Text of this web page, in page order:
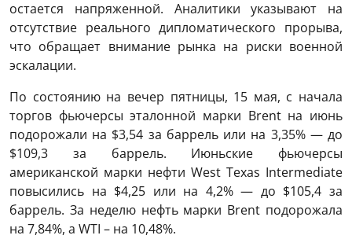
остается напряженной. Аналитики указывают на
отсутствие реального дипломатического прорыва,
что обращает внимание рынка на риски военной
эскалации.
По состоянию на вечер пятницы, 15 мая, с начала
торгов фьючерсы эталонной марки Brent на июнь
подорожали на $3,54 за баррель или на 3,35% — до
$109,3 за баррель. Июньские фьючерсы
американской марки нефти West Texas Intermediate
повысились на $4,25 или на 4,2% — до $105,4 за
баррель. За неделю нефть марки Brent подорожала
на 7,84%, а WTI – на 10,48%.